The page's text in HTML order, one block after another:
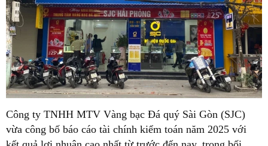
Công ty TNHH MTV Vàng bạc Đá quý Sài Gòn (SJC)
vừa công bố báo cáo tài chính kiểm toán năm 2025 với